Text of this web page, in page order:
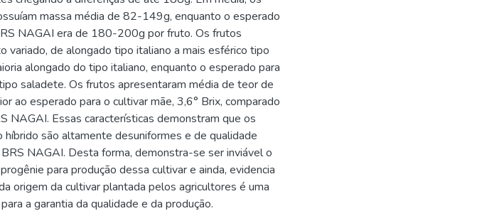
massa média de 82-149g, enquanto o esperado
NAGAI era de 180-200g por fruto. Os frutos
variado, de alongado tipo italiano a mais esférico tipo
alongado do tipo italiano, enquanto o esperado para
saladete. Os frutos apresentaram média de teor de
ao esperado para o cultivar mãe, 3,6° Brix, comparado
NAGAI. Essas características demonstram que os
são altamente desuniformes e de qualidade
NAGAI. Desta forma, demonstra-se ser inviável o
para produção dessa cultivar e ainda, evidencia
origem da cultivar plantada pelos agricultores é uma
a garantia da qualidade e da produção.